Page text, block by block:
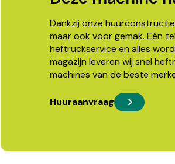
Dankzij onze
maar ook voor gemak. Eén
heftruckservice en alles
magazijn leveren wij snel
machines van de beste
Huuraanvraag